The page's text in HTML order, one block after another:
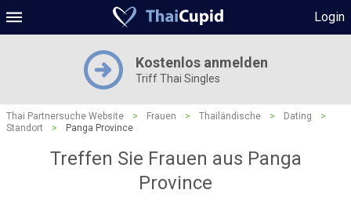
Login
Kostenlos anmelden
Triff Thai Singles
Thai Partnersuche Website > Frauen > Thailändische > Dating
>
Standort
> Panga Province
Treffen Sie Frauen aus Panga
Province